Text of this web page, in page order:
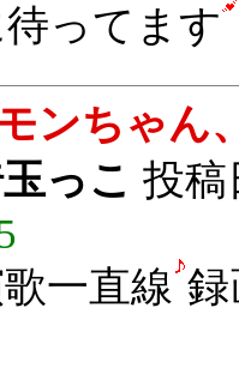
ってます
ンちゃん
っこ 投稿
一直線